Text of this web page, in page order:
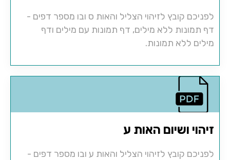
לפניכם קובץ לזיהוי הצליל והאות ס ובו מספר דפים -
דף תמונות ללא מילים, דף תמונות עם מילים ודף
מילים ללא תמונות.
זיהוי ושיום האות ע
לפניכם קובץ לזיהוי הצליל והאות ע ובו מספר דפים -